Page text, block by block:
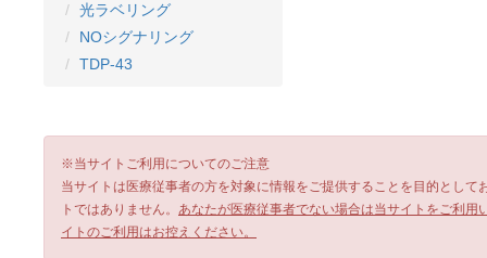
光ラベリング
NOシグナリング
TDP-43
※当サイトご利用についてのご注意
当サイトは医療従事者の方を対象に情報をご提供することを目的とし
トではありません。 あなたが医療従事者でない場合は当サイトをご利
イトのご利用はお控えください。